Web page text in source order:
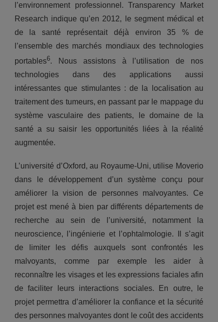
l’environnement professionnel. Transparency Market
Research indique qu’en 2012, le segment médical et
de la santé représentait déjà environ 35 % de
l’ensemble des marchés mondiaux des technologies
portables6. Nous assistons à l’utilisation de nos
technologies dans des applications aussi
intéressantes que stimulantes : de la localisation au
traitement des tumeurs, en passant par le mappage du
système vasculaire des patients, le domaine de la
santé a su saisir les opportunités liées à la réalité
augmentée.
L’université d’Oxford, au Royaume-Uni, utilise Moverio
dans le développement d’un système conçu pour
améliorer la vision de personnes malvoyantes. Ce
projet est mené à bien par différents départements de
recherche au sein de l’université, notamment la
neuroscience, l’ingénierie et l’ophtalmologie. Il s’agit
de limiter les défis auxquels sont confrontés les
malvoyants, comme par exemple les aider à
reconnaître les visages et les expressions faciales afin
de faciliter leurs interactions sociales. En outre, le
projet permettra d’améliorer la confiance et la sécurité
des personnes malvoyantes dont le coût des accidents